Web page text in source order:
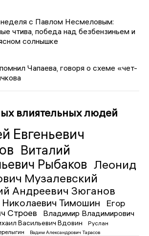
с Павлом Несмеловым:
чтива, победа над безбензиньем и
солнышке
Чапаева, говоря о схеме «чет-
влиятельных людей
Евгеньевич
Виталий
Рыбаков Леонид
Музалевский
Андреевич Зюганов
Николаевич Тимошин
Егор
Строев
Владимир Владимирович
Васильевич Вдовин
Руслан
Вадим Александрович Тарасов